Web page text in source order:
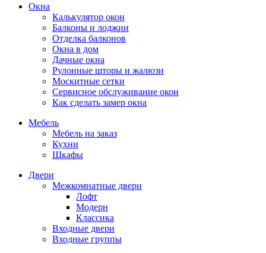
Окна
Калькулятор окон
Балконы и лоджии
Отделка балконов
Окна в дом
Дачные окна
Рулонные шторы и жалюзи
Москитные сетки
Сервисное обслуживание окон
Как сделать замер окна
Мебель
Мебель на заказ
Кухни
Шкафы
Двери
Межкомнатные двери
Лофт
Модерн
Классика
Входные двери
Входные группы